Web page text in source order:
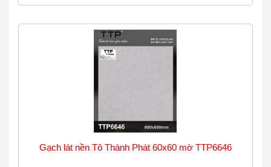
Gạch lát nền Tô Thành Phát 60x60 mờ TTP6646